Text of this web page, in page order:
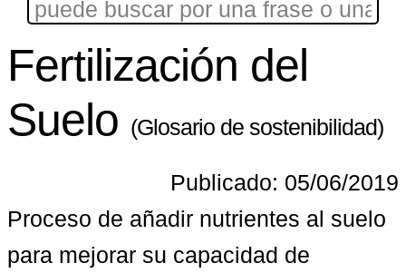
Fertilización del
Suelo (Glosario de sostenibilidad)
Publicado: 05/06/2019
Proceso de añadir nutrientes al suelo
para mejorar su capacidad de